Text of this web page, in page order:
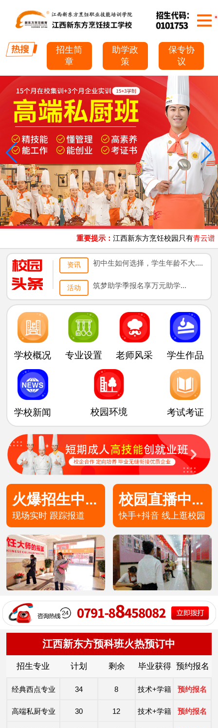
招生简
章
助学政
策
保专协
议
重要提示：江西新东方烹饪校园只有青云谱、
资讯 初中生如何选择，学生年龄不大....
活动 筑梦助学季报名享万元助学...
学校概况 专业设置 老师风采 学生作品
学校新闻 校园环境 考试考证
火爆招生中...
现场实时 跟踪报道
校园直播中...
快手+抖音 线上逛校园
江西新东方预科班火热预订中
招生专业 计划 剩余 毕业获得 预约报名
高端私厨专业 30 12 技术+学籍 预约报名
高端私房专业 30 8 技术+学籍 预约报名
茶艺甜点专业 49 5 技术+学籍 预约报名
洲际主厨专业 8 技术+学籍 预约报名
金典总厨专业
形象设计专业 30 10 技术+学籍 预约报名
西餐主厨专业 36 9 技术+学籍
时尚西点专业 49 5 技术+学籍 预约报名
经典西点专业 34 8 技术+学籍 预约报名
高端私厨专业 30 12 技术+学籍 预约报名